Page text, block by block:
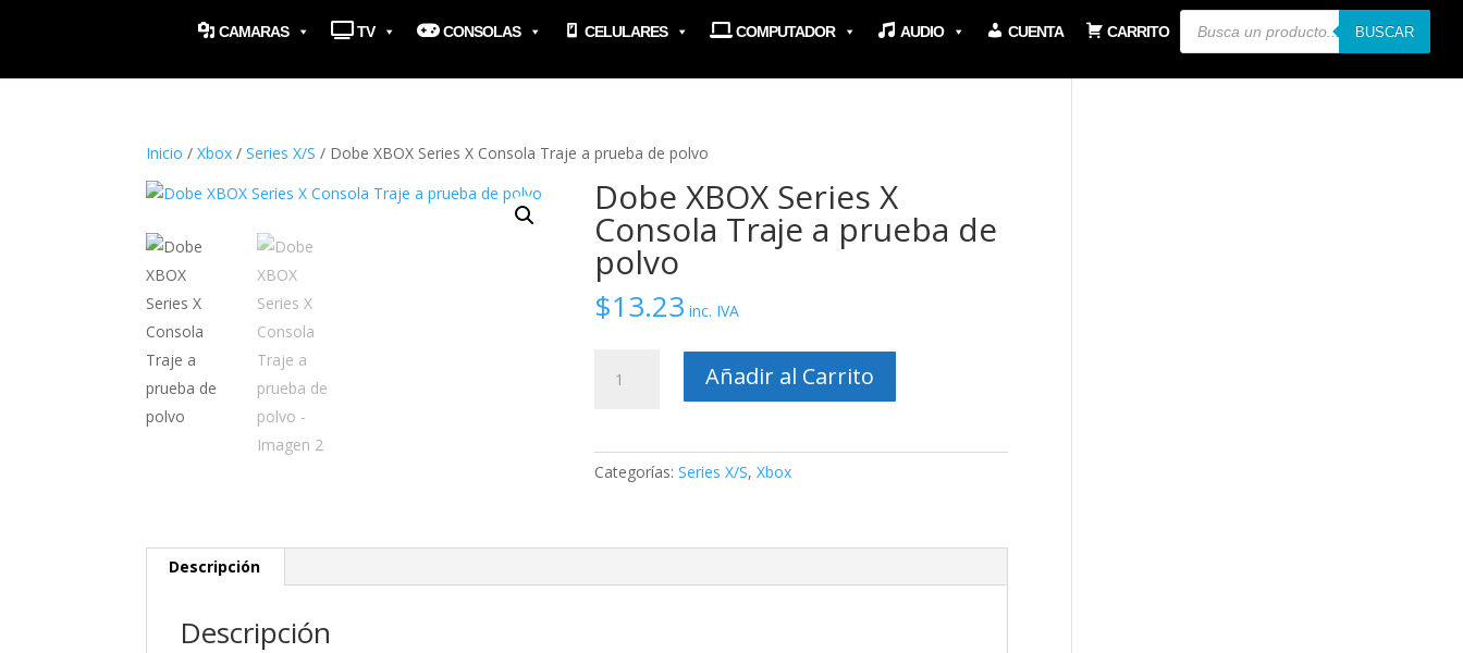
CAMARAS TV CONSOLAS CELULARES COMPUTADOR AUDIO CUENTA CARRITO
Búsqueda
BUSCAR
Inicio /Xbox /Series X/S / Dobe XBOX Series X Consola Traje a prueba de polvo
Dobe XBOX Series X
Consola Traje a prueba de
polvo
$13.23 inc. IVA
XBOX
Traje
polvo
Añadir al Carrito
Categorías:Series X/S,Xbox
Descripción
Descripción